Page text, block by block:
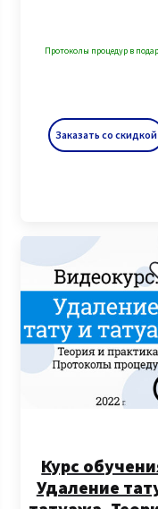
Заказать со скидкой
Протоколы процедур в
Курс
Удаление